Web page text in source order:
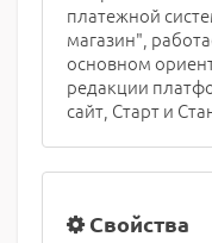
платежной
магазин",
основном
редакции
сайт, Старт и
Свойства